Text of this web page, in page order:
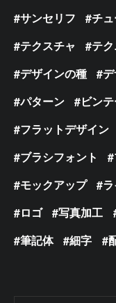
サンセリフ
チ
テクスチャ
テ
デザインの種
パターン
ビン
フラットデザイン
ブラシフォント
モックアップ
ロゴ
写真加工
筆記体
細字